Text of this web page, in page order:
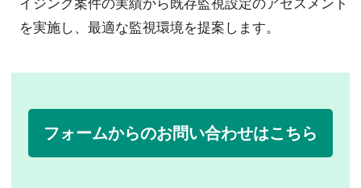
イジング案件の実績から既存監視設定のアセスメント
を実施し、最適な監視環境を提案します。
フォームからのお問い合わせはこちら